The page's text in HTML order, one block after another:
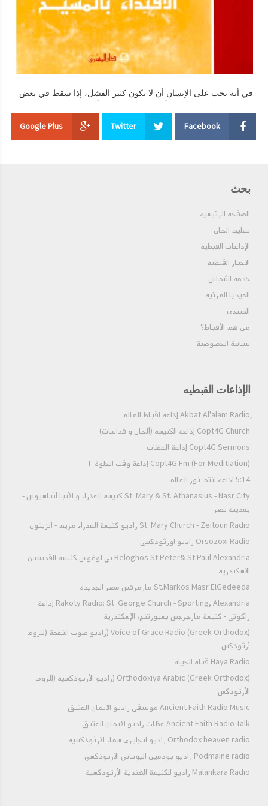
واحدا وثلاثين سنة وأربعة أشهر وخمسة عشر يوما وقد وضع هذا البابا
ميامر وتعاليم كثيرة صلاته تكون معنا . آمين تذكار تكريس كنيسة الأنبا
صرابامون أسقف نيقيوس في هذا اليوم نعيد بتذكار تكريس كنيسة
الشهيد الأنبا صرابامون أسقف نقيوس. صلاته تكون معنا ولربنا المجد
في أنه يجب على الإنسان أن لا يكون كثير الفشل، إذا سقط في بعض
الزلات 3 – فطب نفسًا وتأهب لاحتمال شدائد أعظم. لم يضع كل
شيء، إن رأيت الشدائد أكثر إلحاحًا في مضايقتك، والتجارب أعظم
شدة. إنسانٌ أنت لا إله! بشرٌ أنت لا ملاك! فكيف تستطيع أن تستمر
دومًا على حالٍ واحدةٍ من الفضيلة. في حين أن الملاك لم يستطع ذلك
أبلغ أخيرًا إلى ميناء الخلاص، وماذا يهمني أن أُعاني، دون ذلك، مشقاتٍ
كثيرة وشديدة؟ هب لي نهايةً صالحة، هب لي عبورًا سعيدًا من هذا
العالم. أُذكرني يا إلهي، واهدني سواء السبيل إلى ملكوتك، آمين.
Facebook
Twitter
Google Plus
بحث
الصفحة الرئيسيه
تعليم الحان
الإذاعات القبطيه
الاخبار القبطيه
خدمه الشماس
الميديا المرئية
المنتدي
من هم الأقباط؟‎
سياسة الخصوصية
الإذاعات القبطيه
Copt4G Church إذاعة الكنيسة (ألحان و قداسات)
Copt4G Sermons إذاعة العظات
Copt4G Fm (For Meditiation) إذاعة وقت الخلوة ٢
5:14 اذاعه انتم نور العالم
St. Mary & St. Athanasius - Nasr City كنيسة العذراء و الأنبا أثناسيوس -
بمدينة نصر
St. Mary Church - Zeitoun Radio راديو كنيسة العذراء مريم - الزيتون
Orsozoxi Radio راديو اورثوذكسى
Beloghos St.Peter& St.Paul Alexandria بي لوغوس كنيسه القديسين
الاسكندريه
St.Markos Masr ElGedeeda مارمرقس مصر الجديده
Rakoty Radio: St. George Church - Sporting, Alexandria إذاعة
راكوتى - كنيسة مارجرجس بسبورتنج، الإسكندرية
Voice of Grace Radio (Greek Orthodox) (راديو صوت النعمة (للروم
أرثوذكس
Haya Radio قناه الحياه
Orthodoxiya Arabic (Greek Orthodox) (راديو الأرثوذكسية (للروم
الأرثودكس
Ancient Faith Radio Music موسيقي راديو الايمان العتيق
Ancient Faith Radio Talk عظات راديو الايمان العتيق
Orthodox heaven radio راديو انجليزي سماء الارثوذكسيه
Podmaine radio راديو بودمين اليوناني الارثوذكسي
Malankara Radio راديو للكنيسة الهندية الأرثوذكسية